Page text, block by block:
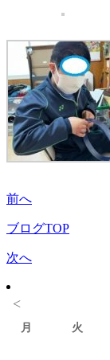
前へ
ブログTOP
次へ
<
月 火